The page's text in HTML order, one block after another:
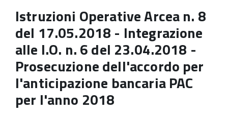
Istruzioni Operative Arcea n. 8
del 17.05.2018 - Integrazione
alle I.O. n. 6 del 23.04.2018 -
Prosecuzione dell'accordo per
l'anticipazione bancaria PAC
per l'anno 2018